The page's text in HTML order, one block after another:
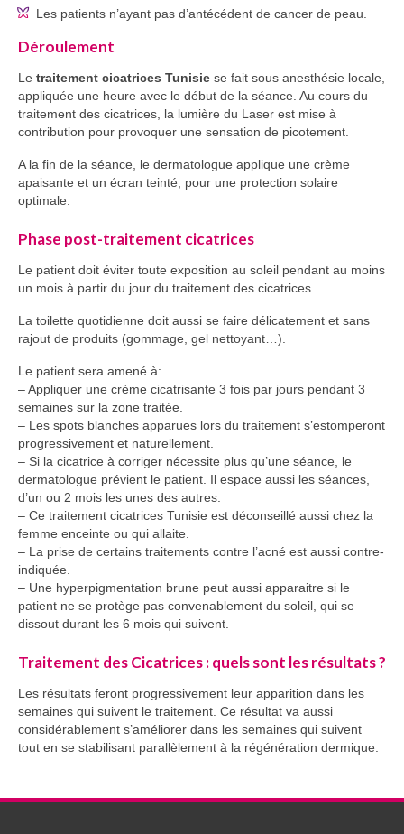
Les patients n’ayant pas d’antécédent de cancer de peau.
Déroulement
Le traitement cicatrices Tunisie se fait sous anesthésie locale,
appliquée une heure avec le début de la séance. Au cours du
traitement des cicatrices, la lumière du Laser est mise à
contribution pour provoquer une sensation de picotement.
A la fin de la séance, le dermatologue applique une crème
apaisante et un écran teinté, pour une protection solaire
optimale.
Phase post-traitement cicatrices
Le patient doit éviter toute exposition au soleil pendant au moins
un mois à partir du jour du traitement des cicatrices.
La toilette quotidienne doit aussi se faire délicatement et sans
rajout de produits (gommage, gel nettoyant…).
Le patient sera amené à:
– Appliquer une crème cicatrisante 3 fois par jours pendant 3
semaines sur la zone traitée.
– Les spots blanches apparues lors du traitement s’estomperont
progressivement et naturellement.
– Si la cicatrice à corriger nécessite plus qu’une séance, le
dermatologue prévient le patient. Il espace aussi les séances,
d’un ou 2 mois les unes des autres.
– Ce traitement cicatrices Tunisie est déconseillé aussi chez la
femme enceinte ou qui allaite.
– La prise de certains traitements contre l’acné est aussi contre-
indiquée.
– Une hyperpigmentation brune peut aussi apparaitre si le
patient ne se protège pas convenablement du soleil, qui se
dissout durant les 6 mois qui suivent.
Traitement des Cicatrices : quels sont les résultats ?
Les résultats feront progressivement leur apparition dans les
semaines qui suivent le traitement. Ce résultat va aussi
considérablement s’améliorer dans les semaines qui suivent
tout en se stabilisant parallèlement à la régénération dermique.